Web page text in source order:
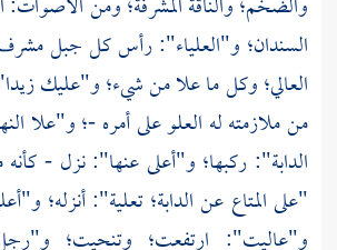
السندان؛ و"العلياء": رأس كل جبل
العالي؛ وكل ما علا من شيء؛ و"عليك
من ملازمته له العلو على أمره -؛ و"علا
الدابة": ركبها؛ و"أعلى عنها": نزل -
"على المتاع عن الدابة؛ تعلية": أنزله؛
و"عاليت": ارتفعت؛ وتنحيت؛